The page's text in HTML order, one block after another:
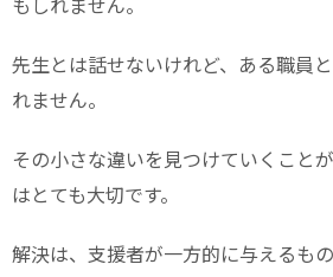
先生とは話せないけれど、ある職員
れません。
その小さな違いを見つけていくこと
はとても大切です。
解決は、支援者が一方的に与えるも